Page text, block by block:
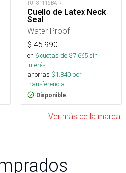
TU181116BA-R
Cuello de Latex Neck
Seal
Water Proof
$ 45.990
en 6cuotas de $7.665sin
interés
ahorras $1.840 por
transferencia.
Disponible
Ver más de la marca